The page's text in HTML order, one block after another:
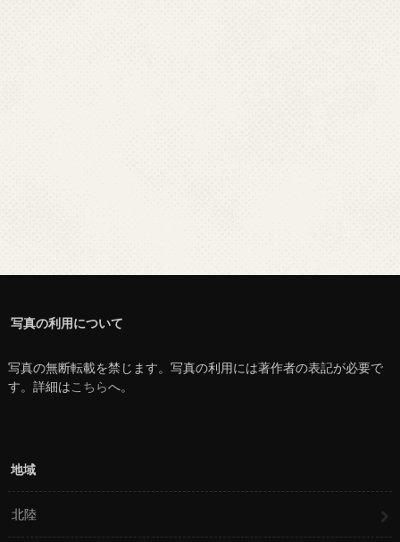
写真の利用について
写真の無断転載を禁じます。写真の利用には著作者の表記が必要で
す。詳細はこちらへ。
地域
北陸